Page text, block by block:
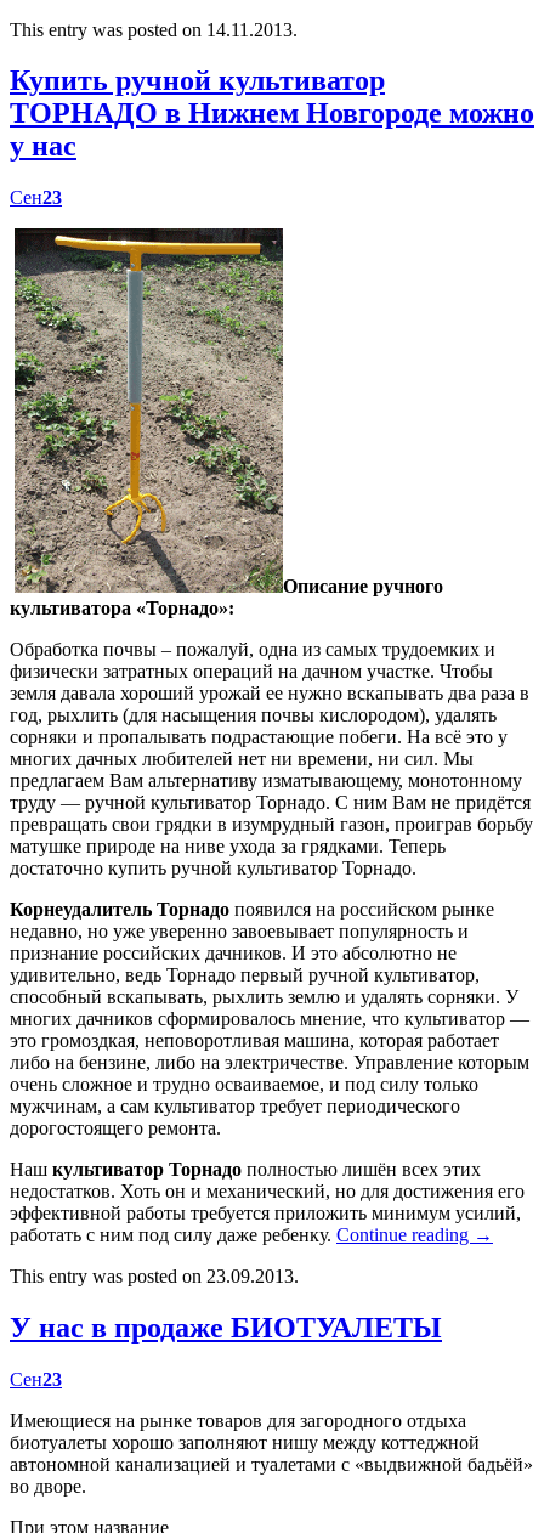
This entry was posted on 14.11.2013.
Купить ручной культиватор
ТОРНАДО в Нижнем Новгороде можно
у нас
Сен23
Описание ручного
культиватора «Торнадо»:
Обработка почвы – пожалуй, одна из самых трудоемких и
физически затратных операций на дачном участке. Чтобы
земля давала хороший урожай ее нужно вскапывать два раза в
год, рыхлить (для насыщения почвы кислородом), удалять
сорняки и пропалывать подрастающие побеги. На всё это у
многих дачных любителей нет ни времени, ни сил. Мы
предлагаем Вам альтернативу изматывающему, монотонному
труду — ручной культиватор Торнадо. С ним Вам не придётся
превращать свои грядки в изумрудный газон, проиграв борьбу
матушке природе на ниве ухода за грядками. Теперь
достаточно купить ручной культиватор Торнадо.
Корнеудалитель Торнадо появился на российском рынке
недавно, но уже уверенно завоевывает популярность и
признание российских дачников. И это абсолютно не
удивительно, ведь Торнадо первый ручной культиватор,
способный вскапывать, рыхлить землю и удалять сорняки. У
многих дачников сформировалось мнение, что культиватор —
это громоздкая, неповоротливая машина, которая работает
либо на бензине, либо на электричестве. Управление которым
очень сложное и трудно осваиваемое, и под силу только
мужчинам, а сам культиватор требует периодического
дорогостоящего ремонта.
Наш культиватор Торнадо полностью лишён всех этих
недостатков. Хоть он и механический, но для достижения его
эффективной работы требуется приложить минимум усилий,
работать с ним под силу даже ребенку. Continue reading →
This entry was posted on 23.09.2013.
У нас в продаже БИОТУАЛЕТЫ
Сен23
Имеющиеся на рынке товаров для загородного отдыха
биотуалеты хорошо заполняют нишу между коттеджной
автономной канализацией и туалетами с «выдвижной бадьёй»
во дворе.
При этом название